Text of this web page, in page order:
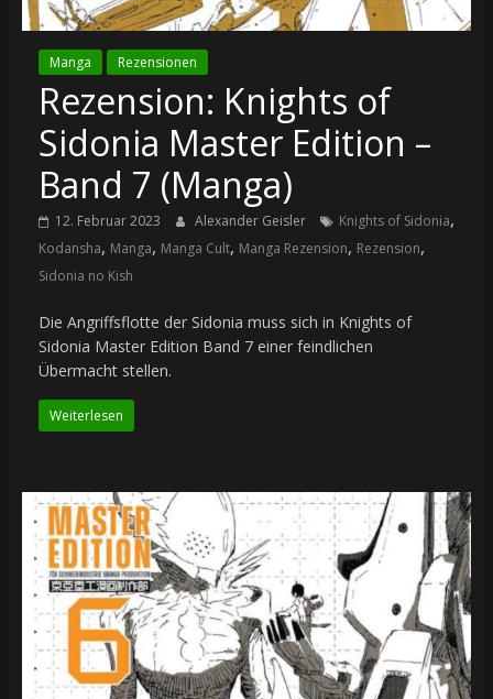
Manga Rezensionen
Rezension: Knights of
Sidonia Master Edition –
Band 7 (Manga)
12. Februar 2023 Alexander Geisler Knights of Sidonia,
Kodansha, Manga, Manga Cult, Manga Rezension, Rezension,
Sidonia no Kish
Die Angriffsflotte der Sidonia muss sich in Knights of
Sidonia Master Edition Band 7 einer feindlichen
Übermacht stellen.
Weiterlesen